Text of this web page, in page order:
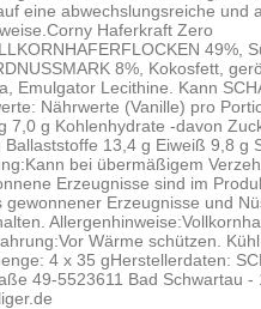
eine abwechslungsreiche und
Haferkraft Zero
49%,
8%, Kokosfett,
Emulgator Lecithine. Kann
Nährwerte (Vanille) pro
7,0 g Kohlenhydrate -davon
13,4 g Eiweiß 9,8 g
bei übermäßigem
Erzeugnisse sind im
gewonnener Erzeugnisse und
Wärme schützen.
4 x 35 gHerstellerdaten:
49-5523611 Bad Schwartau